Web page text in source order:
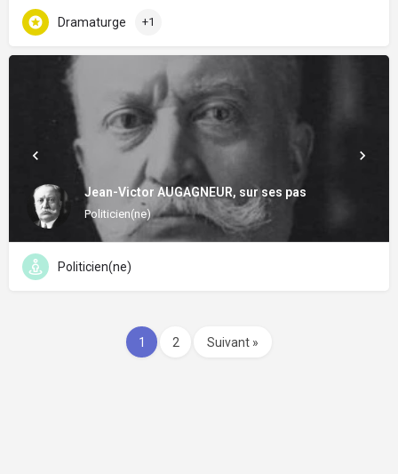
Dramaturge +1
Jean-Victor AUGAGNEUR, sur ses pas
Politicien(ne)
Politicien(ne)
1 2 Suivant »